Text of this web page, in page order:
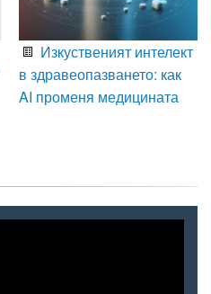
Изкуственият интелект
в здравеопазването: как
AI променя медицината